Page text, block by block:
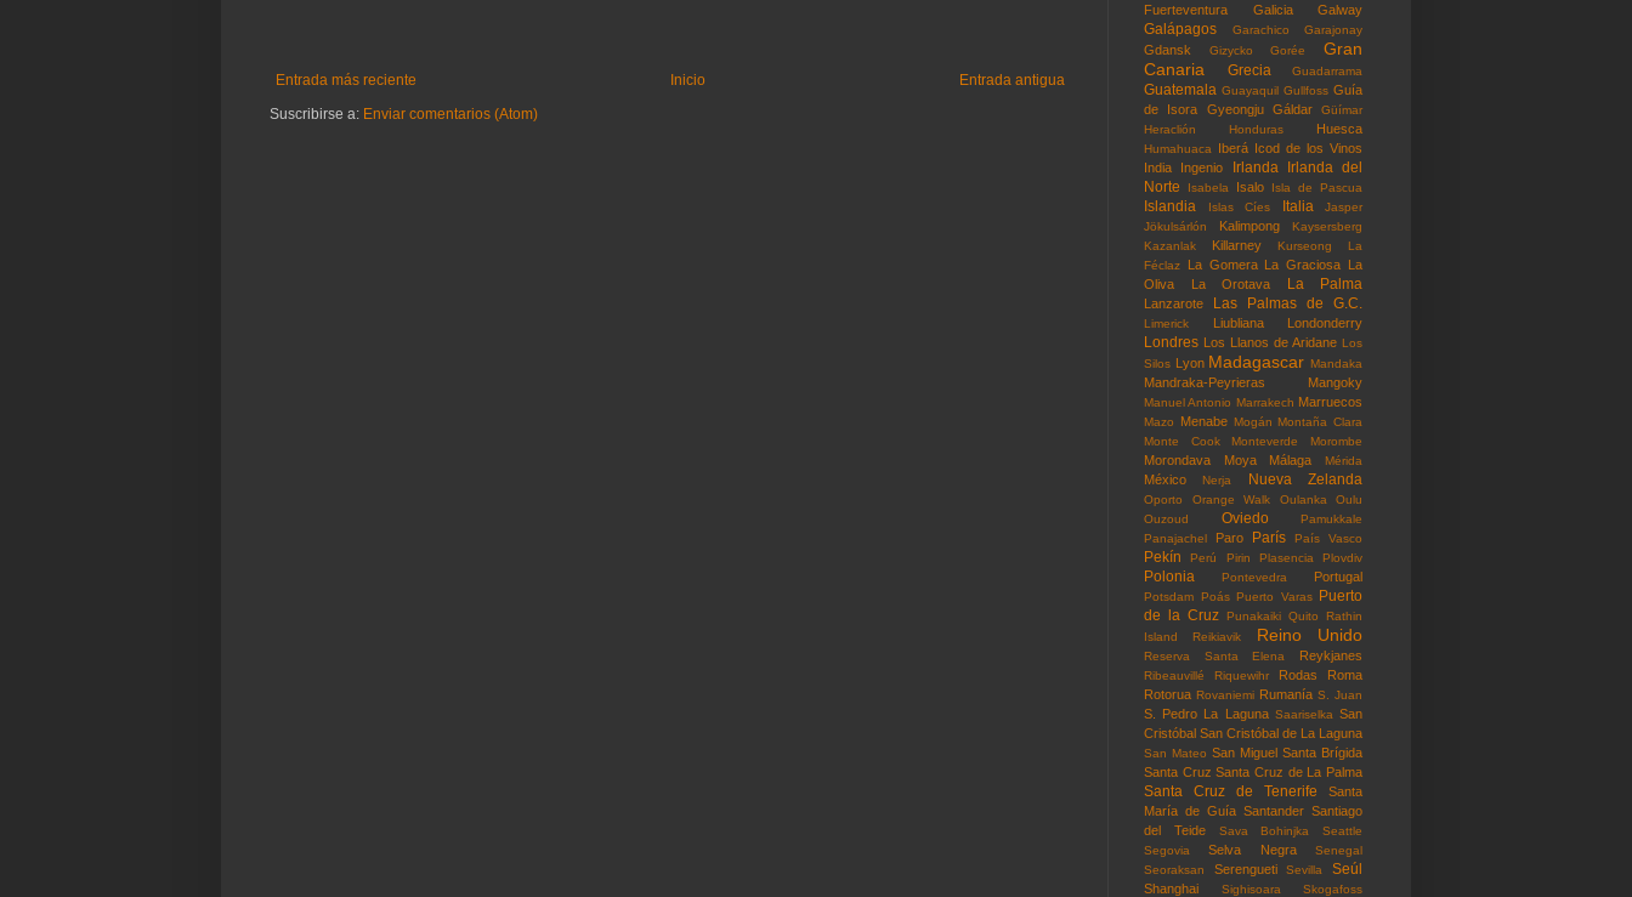
Entrada más reciente Entrada antigua
Inicio
Suscribirse a: Enviar comentarios (Atom)
Fuerteventura Galicia Galway
Galápagos Garachico Garajonay
Gdansk Gizycko Gorée
Gran
Canaria
Grecia Guadarrama
Guatemala Guayaquil Gullfoss Guía
de Isora
Gyeongju Gáldar
Güímar
Heraclión
Honduras Huesca
Humahuaca Iberá Icod de los Vinos
India
Ingenio Irlanda
Irlanda del
Norte
Isabela Isalo Isla de Pascua
Islandia Islas Cíes Italia
Jasper
Jökulsárlón
Kalimpong
Kaysersberg
Kazanlak
Killarney Kurseong
La
Féclaz
La Gomera La Graciosa La
Oliva
La Orotava La Palma
Lanzarote Las Palmas de G.C.
Limerick Liubliana Londonderry
Londres Los Llanos de Aridane Los
Silos Lyon Madagascar Mandaka
Mandraka-Peyrieras Mangoky
Manuel Antonio Marrakech Marruecos
Mazo Menabe Mogán Montaña Clara
Monte Cook
Monteverde Morombe
Morondava Moya Málaga Mérida
México Nerja Nueva Zelanda
Oporto Orange Walk Oulanka
Oulu
Ouzoud
Oviedo
Pamukkale
Panajachel
Paro París País Vasco
Pekín Perú Pirin Plasencia Plovdiv
Polonia Pontevedra Portugal
Potsdam Poás Puerto Varas Puerto
de la Cruz
Punakaiki Quito
Rathin
Island
Reikiavik Reino Unido
Reserva Santa Elena Reykjanes
Ribeauvillé Riquewihr Rodas
Roma
Rotorua Rovaniemi Rumanía S. Juan
S. Pedro La Laguna Saariselka San
Cristóbal San Cristóbal de La Laguna
San Mateo San Miguel Santa Brígida
Santa Cruz Santa Cruz de La Palma
Santa Cruz de Tenerife
Santa
María de Guía Santander Santiago
del Teide
Sava Bohinjka
Seattle
Segovia
Selva Negra
Senegal
Seoraksan
Serengueti Sevilla Seúl
Shanghai Sighisoara
Skogafoss